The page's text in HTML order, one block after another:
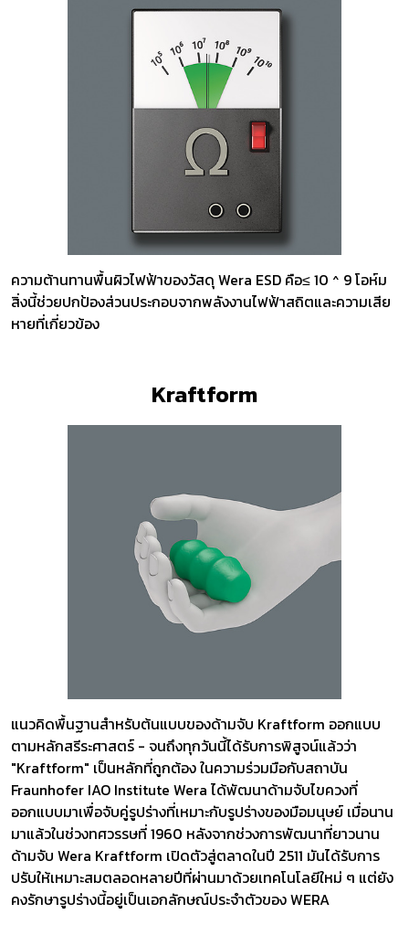
ความต้านทานพื้นผิวไฟฟ้าของวัสดุ Wera ESD คือ≤ 10 ^ 9 โอห์ม
สิ่งนี้ช่วยปกป้องส่วนประกอบจากพลังงานไฟฟ้าสถิตและความเสีย
หายที่เกี่ยวข้อง
Kraftform
แนวคิดพื้นฐานสำหรับต้นแบบของด้ามจับ Kraftform ออกแบบ
ตามหลักสรีระศาสตร์ - จนถึงทุกวันนี้ได้รับการพิสูจน์แล้วว่า
"Kraftform" เป็นหลักที่ถูกต้อง ในความร่วมมือกับสถาบัน
Fraunhofer IAO Institute Wera ได้พัฒนาด้ามจับไขควงที่
ออกแบบมาเพื่อจับคู่รูปร่างที่เหมาะกับรูปร่างของมือมนุษย์ เมื่อนาน
มาแล้วในช่วงทศวรรษที่ 1960 หลังจากช่วงการพัฒนาที่ยาวนาน
ด้ามจับ Wera Kraftform เปิดตัวสู่ตลาดในปี 2511 มันได้รับการ
ปรับให้เหมาะสมตลอดหลายปีที่ผ่านมาด้วยเทคโนโลยีใหม่ ๆ แต่ยัง
คงรักษารูปร่างนี้อยู่เป็นเอกลักษณ์ประจำตัวของ WERA